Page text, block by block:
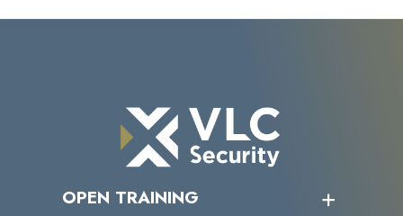
OPEN TRAINING